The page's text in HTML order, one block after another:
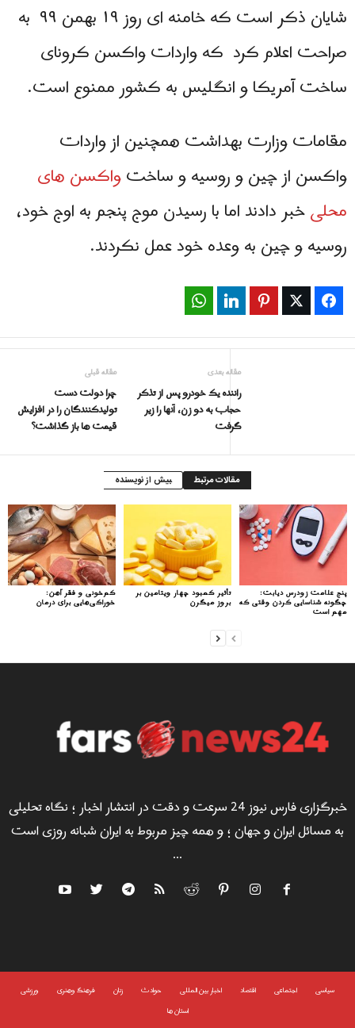
شایان ذکر است که خامنه ای روز ۱۹ بهمن ۹۹ به
صراحت اعلام کرد که واردات واکسن کرونای
ساخت آمریکا و انگلیس به کشور ممنوع است.
مقامات وزارت بهداشت همچنین از واردات
واکسن از چین و روسیه و ساختواکسن های
محلیخبر دادند اما با رسیدن موج پنجم به اوج خود،
روسیه و چین به وعده خود عمل نکردند.
Facebook
Twitter
Pinterest
LinkedIn
مقاله قبلی
چرا دولت دست
تولیدکنندگان را در افزایش
قیمت ها باز گذاشت؟
مقاله بعدی
راننده یک خودرو پس از تذکر
حجاب به دو زن، آنها را زیر
گرفت
مقالات مرتبط بیش از نویسنده
کم‌خونی و فقر آهن:
خوراکی‌هایی برای درمان
تأثیر کمبود چهار ویتامین بر
بروز میگرن
پنج علامت زودرس دیابت:
چگونه شناسایی کردن وقتی که
مهم است
خبرگزاری فارس نیوز 24 سرعت و دقت در انتشار اخبار ؛ نگاه تحلیلی
به مسائل ایران و جهان ؛ و همه چیز مربوط به ایران شبانه روزی است
...
سياسى اجتماعی اقتصاد اخبار بین المللی حوادث زنان فرهنگ وهنری
ورزشی
استان ها